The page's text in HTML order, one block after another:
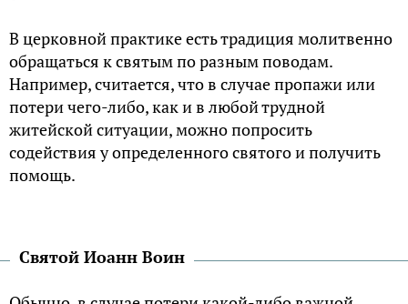
В церковной практике есть традиция молитвенно
обращаться к святым по разным поводам.
Например, считается, что в случае пропажи или
потери чего-либо, как и в любой трудной
житейской ситуации, можно попросить
содействия у определенного святого и получить
помощь.
Святой Иоанн Воин